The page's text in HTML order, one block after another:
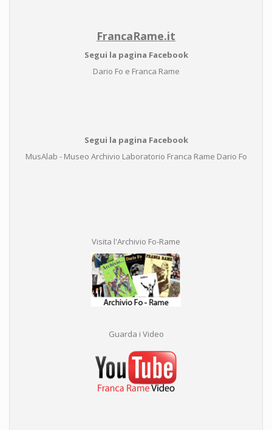
FrancaRame.it
Segui la pagina Facebook
Dario Fo e Franca Rame
Segui la pagina Facebook
MusAlab - Museo Archivio Laboratorio Franca Rame Dario Fo
Visita l'Archivio Fo-Rame
Guarda i Video